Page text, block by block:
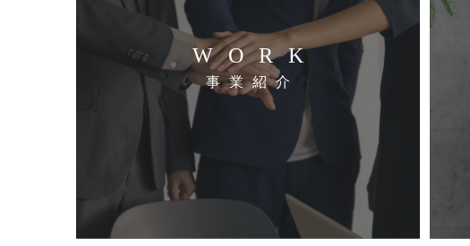
WORK
事業紹介